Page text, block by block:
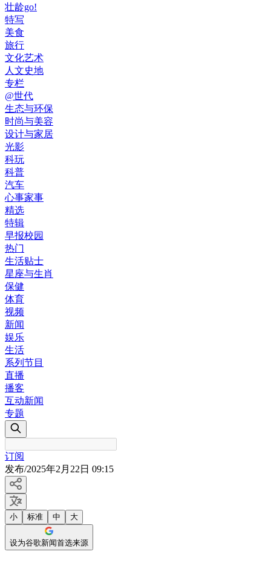
壮龄go!
特写
美食
旅行
文化艺术
人文史地
专栏
@世代
生态与环保
时尚与美容
设计与家居
光影
科玩
科普
汽车
心事家事
精选
特辑
早报校园
热门
生活贴士
星座与生肖
保健
体育
视频
新闻
娱乐
生活
系列节目
直播
播客
互动新闻
专题
订阅
发布/2025年2月22日 09:15
小 标准 中 大
设为谷歌新闻首选来源